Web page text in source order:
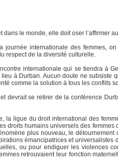
le monde, elle doit oser l’affirmer
journée internationale des femmes,
respect de la diversité culturelle.
internationale qui se tiendra à
à Durban. Aucun doute ne subsiste
comme la solution à tous les conflits
devrait se retirer de la conférence
ligue du droit international des
droits humains universels des
plus nouveau, le
émancipatrices et
ou pour endiguer les violences
retrouvaient leur fonction